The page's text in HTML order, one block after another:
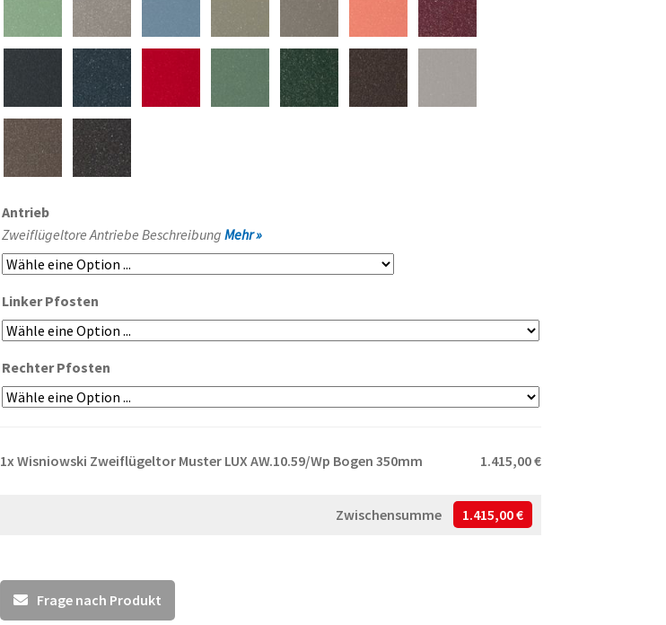
Antrieb
Zweiflügeltore Antriebe Beschreibung Mehr »
Linker Pfosten
Rechter Pfosten
1xWisniowski Zweiflügeltor Muster LUX AW.10.59/Wp Bogen 350mm 1.415,00 €
Zwischensumme 1.415,00 €
Frage nach Produkt